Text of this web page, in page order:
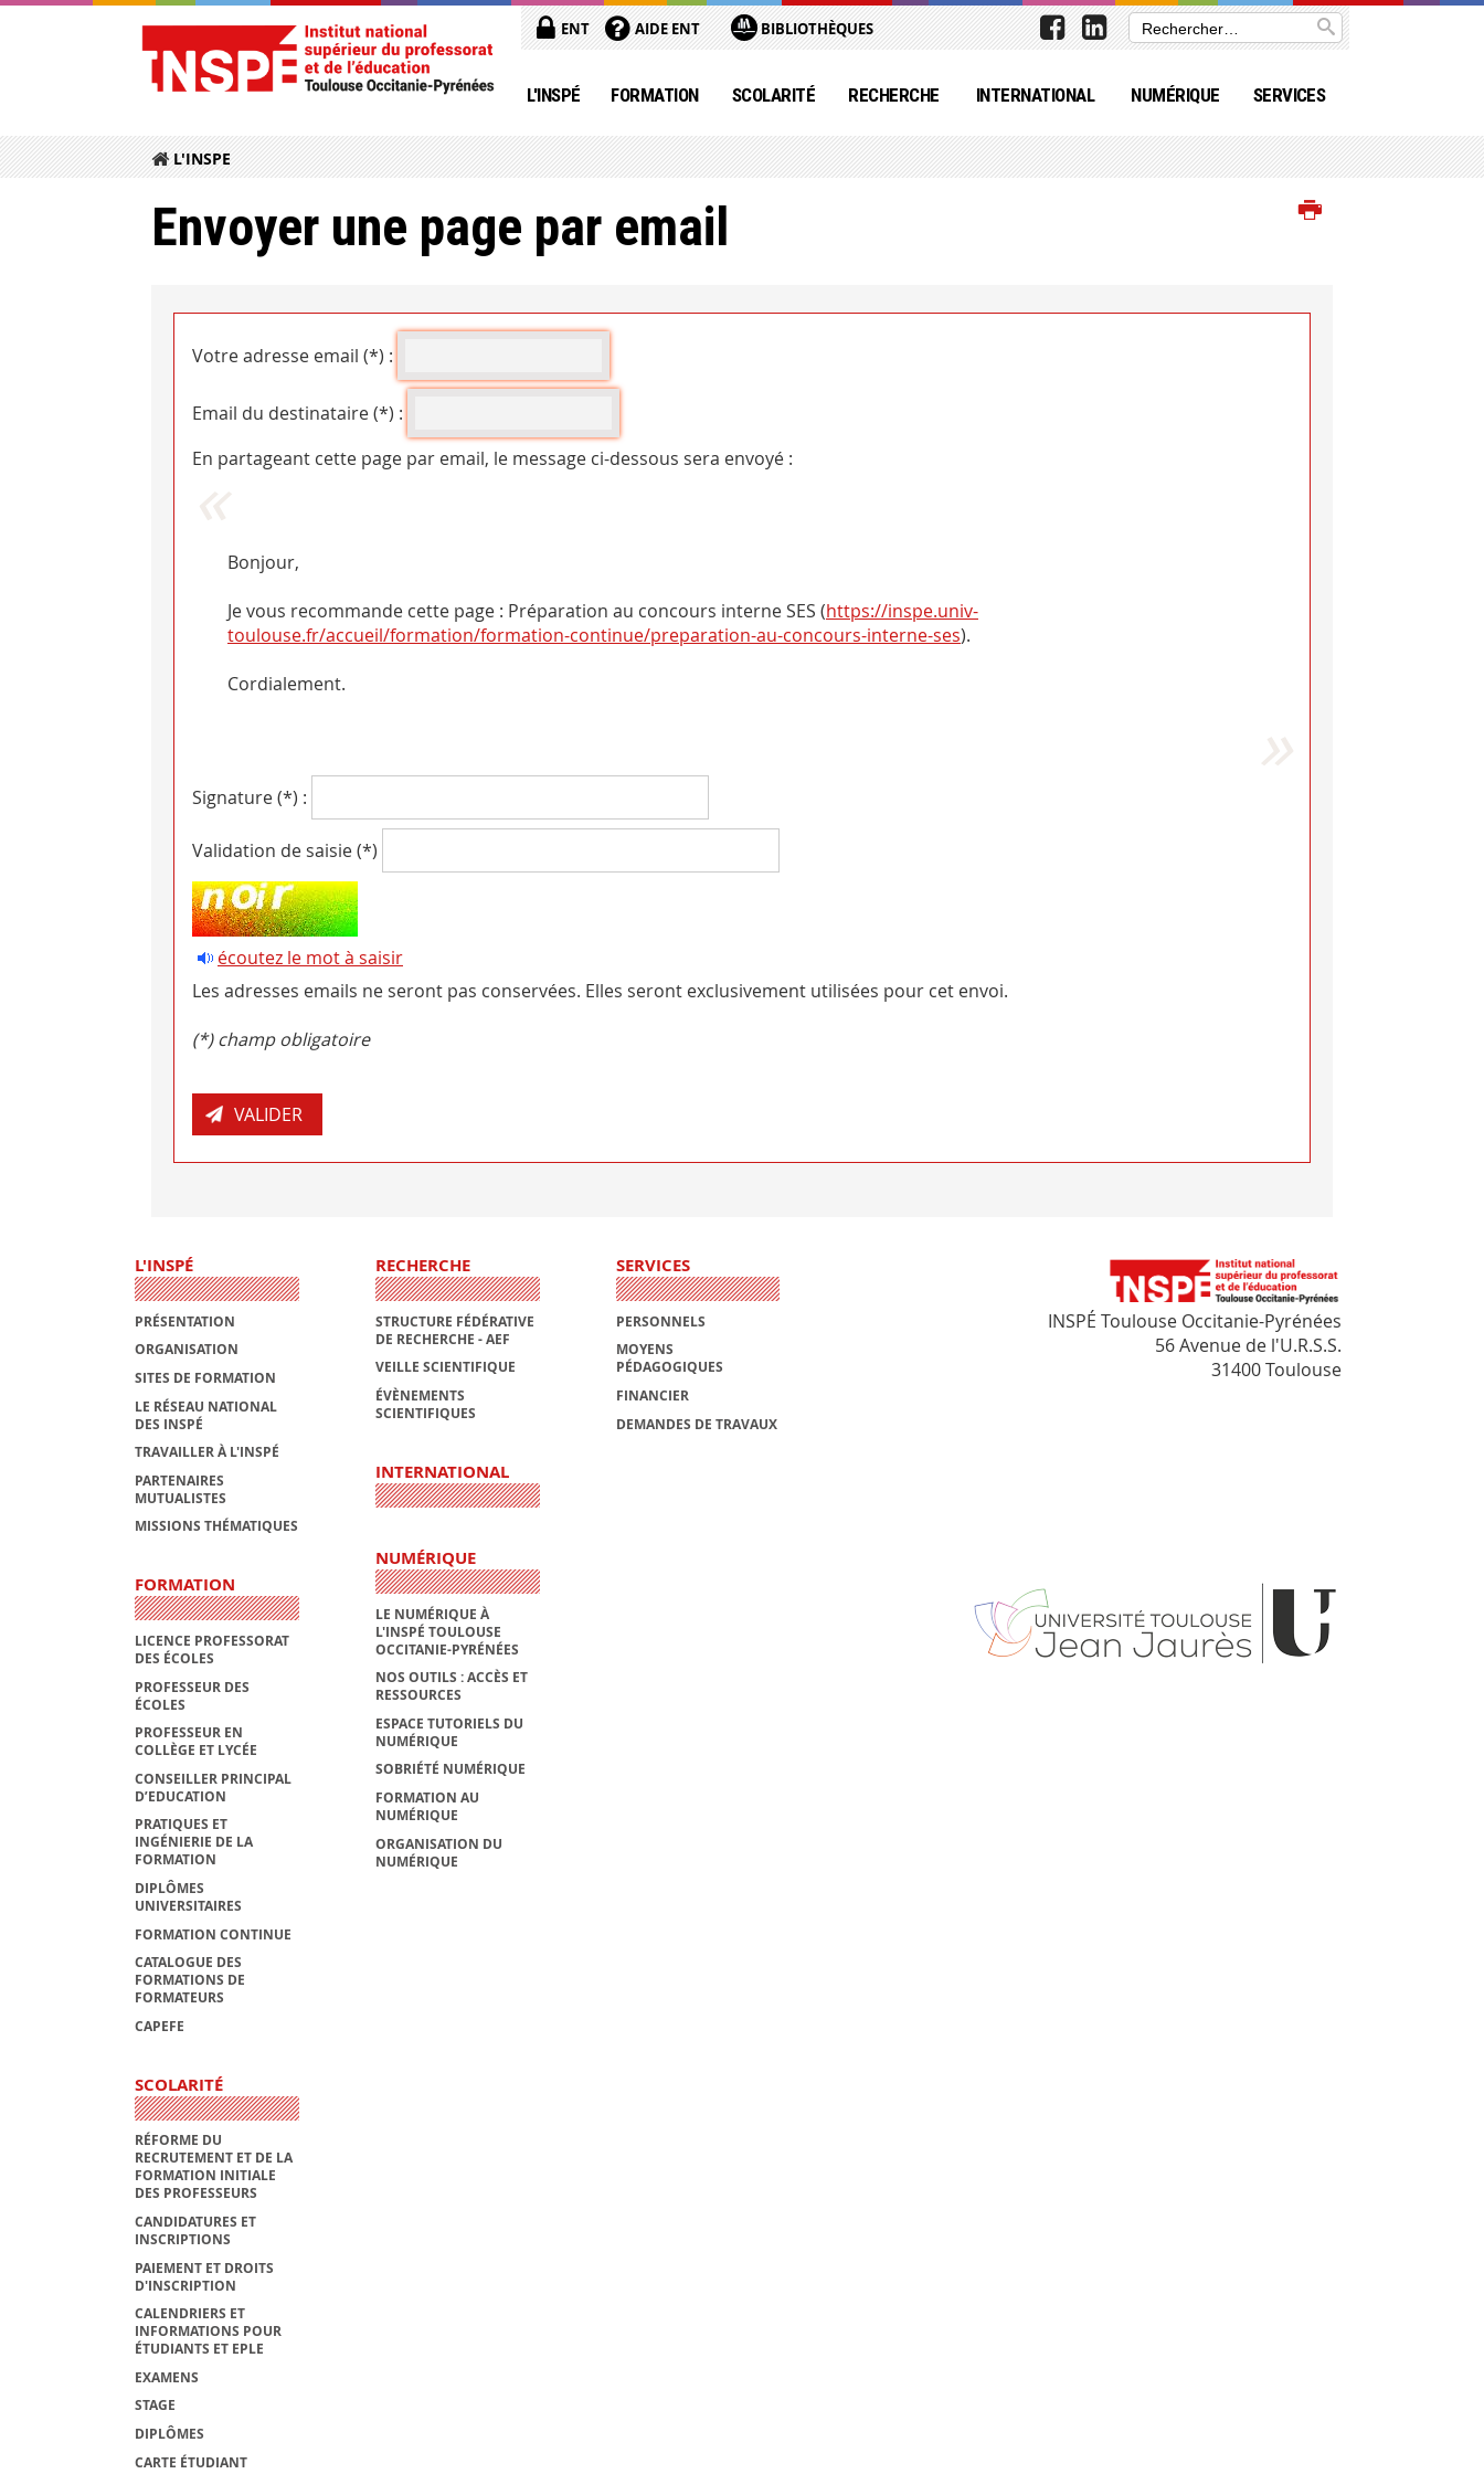
ENT AIDE ENT BIBLIOTHÈQUES
L'INSPÉ FORMATION SCOLARITÉ RECHERCHE INTERNATIONAL NUMÉRIQUE SERVICES
L'INSPE
Envoyer une page par email
Votre adresse email (*) :
Email du destinataire (*) :
En partageant cette page par email, le message ci-dessous sera envoyé :
Bonjour,
Je vous recommande cette page : Préparation au concours interne SES (https://inspe.univ-
toulouse.fr/accueil/formation/formation-continue/preparation-au-concours-interne-ses).
Cordialement.
Signature (*) :
Validation de saisie (*)
écoutez le mot à saisir
Les adresses emails ne seront pas conservées. Elles seront exclusivement utilisées pour cet envoi.
(*) champ obligatoire
L'INSPÉ
PRÉSENTATION
ORGANISATION
SITES DE FORMATION
LE RÉSEAU NATIONAL
DES INSPÉ
TRAVAILLER À L'INSPÉ
PARTENAIRES
MUTUALISTES
MISSIONS THÉMATIQUES
FORMATION
LICENCE PROFESSORAT
DES ÉCOLES
PROFESSEUR DES
ÉCOLES
PROFESSEUR EN
COLLÈGE ET LYCÉE
CONSEILLER PRINCIPAL
D’EDUCATION
PRATIQUES ET
INGÉNIERIE DE LA
FORMATION
DIPLÔMES
UNIVERSITAIRES
FORMATION CONTINUE
CATALOGUE DES
FORMATIONS DE
FORMATEURS
CAPEFE
SCOLARITÉ
RÉFORME DU
RECRUTEMENT ET DE LA
FORMATION INITIALE
DES PROFESSEURS
CANDIDATURES ET
INSCRIPTIONS
PAIEMENT ET DROITS
D'INSCRIPTION
CALENDRIERS ET
INFORMATIONS POUR
ÉTUDIANTS ET EPLE
EXAMENS
STAGE
DIPLÔMES
CARTE ÉTUDIANT
RECHERCHE
STRUCTURE FÉDÉRATIVE
DE RECHERCHE - AEF
VEILLE SCIENTIFIQUE
ÉVÈNEMENTS
SCIENTIFIQUES
INTERNATIONAL
NUMÉRIQUE
LE NUMÉRIQUE À
L'INSPÉ TOULOUSE
OCCITANIE-PYRÉNÉES
NOS OUTILS : ACCÈS ET
RESSOURCES
ESPACE TUTORIELS DU
NUMÉRIQUE
SOBRIÉTÉ NUMÉRIQUE
FORMATION AU
NUMÉRIQUE
ORGANISATION DU
NUMÉRIQUE
SERVICES
PERSONNELS
MOYENS
PÉDAGOGIQUES
FINANCIER
DEMANDES DE TRAVAUX
INSPÉ Toulouse Occitanie-Pyrénées
56 Avenue de l'U.R.S.S.
31400 Toulouse